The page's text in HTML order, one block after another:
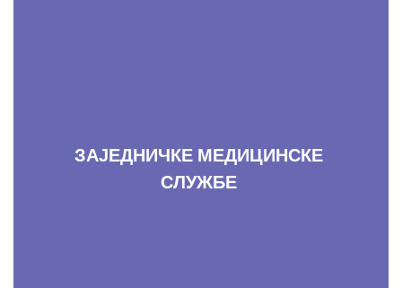
ЗАЈЕДНИЧКЕ МЕДИЦИНСКЕ
СЛУЖБЕ